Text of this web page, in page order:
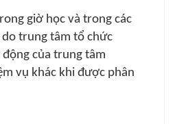
giờ học và trong các
trung tâm tổ chức
động của trung tâm
vụ khác khi được phân